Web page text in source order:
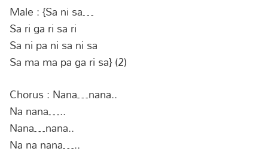
Male : {Sa ni sa…
Sa ri ga ri sa ri
Sa ni pa ni sa ni sa
Sa ma ma pa ga ri sa} (2)
Chorus : Nana…nana..
Na nana…..
Nana…nana..
Na na nana…..